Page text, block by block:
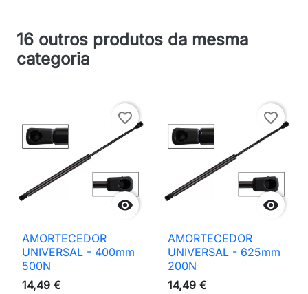
16 outros produtos da mesma
categoria

favorite_border
AMORTECEDOR
UNIVERSAL - 400mm
500N
14,49 €

favorite_border
AMORTECEDOR
UNIVERSAL - 625mm
200N
14,49 €